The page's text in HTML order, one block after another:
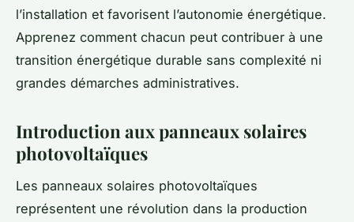
l’installation et favorisent l’autonomie énergétique.
Apprenez comment chacun peut contribuer à une
transition énergétique durable sans complexité ni
grandes démarches administratives.
Introduction aux panneaux solaires
photovoltaïques
Les panneaux solaires photovoltaïques
représentent une révolution dans la production